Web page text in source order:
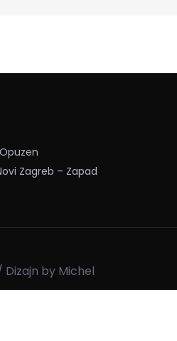
Zagreb – Zapad
Dizajn by Michel